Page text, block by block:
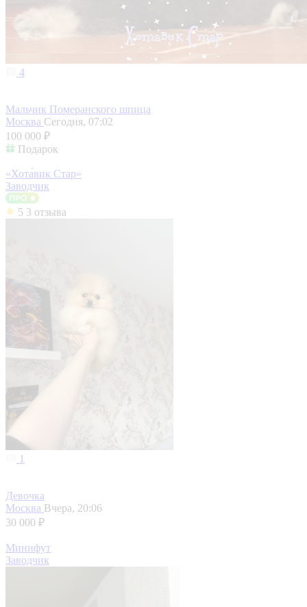
4
Мальчик Померанского шпица
Москва Сегодня, 07:02
100 000 ₽
Подарок
«Хота́вик Стар»
Заводчик
5 3 отзыва
1
Девочка
Москва Вчера, 20:06
30 000 ₽
Минифут
Заводчик